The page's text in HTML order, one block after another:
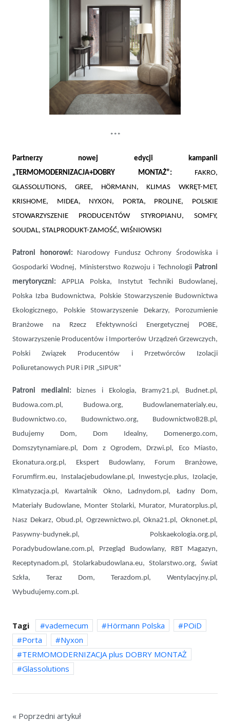
***
Partnerzy nowej edycji kampanii
„TERMOMODERNIZACJA+DOBRY MONTAŻ”:
FAKRO,
GLASSOLUTIONS, GREE, HÖRMANN, KLIMAS WKRĘT-MET,
KRISHOME, MIDEA, NYXON,
PORTA, PROLINE, POLSKIE
STOWARZYSZENIE PRODUCENTÓW STYROPIANU, SOMFY,
SOUDAL, STALPRODUKT-ZAMOŚĆ, WIŚNIOWSKI
Patroni honorowi: Narodowy Fundusz Ochrony Środowiska i
Gospodarki Wodnej, Ministerstwo Rozwoju i Technologii Patroni
merytoryczni: APPLIA Polska, Instytut Techniki Budowlanej,
Polska Izba Budownictwa, Polskie Stowarzyszenie Budownictwa
Ekologicznego, Polskie Stowarzyszenie Dekarzy, Porozumienie
Branżowe na Rzecz Efektywności Energetycznej POBE,
Stowarzyszenie Producentów i Importerów Urządzeń Grzewczych,
Polski Związek Producentów i Przetwórców Izolacji
Poliuretanowych PUR i PIR „SIPUR”
Patroni medialni: biznes i Ekologia, Bramy21.pl, Budnet.pl,
Budowa.com.pl, Budowa.org, Budowlanematerialy.eu,
Budownictwo.co, Budownictwo.org, BudownictwoB2B.pl,
Budujemy Dom, Dom Idealny, Domenergo.com,
Domszytynamiare.pl, Dom z Ogrodem, Drzwi.pl, Eco Miasto,
Ekonatura.org.pl, Ekspert Budowlany, Forum Branżowe,
Forumfirm.eu, Instalacjebudowlane.pl, Inwestycje.plus, Izolacje,
Klmatyzacja.pl, Kwartalnik Okno, Ladnydom.pl, Ładny Dom,
Materiały Budowlane, Monter Stolarki, Murator, Muratorplus.pl,
Nasz Dekarz, Obud.pl, Ogrzewnictwo.pl, Okna21.pl, Oknonet.pl,
Pasywny-budynek.pl, Polskaekologia.org.pl,
Poradybudowlane.com.pl, Przegląd Budowlany, RBT Magazyn,
Receptynadom.pl, Stolarkabudowlana.eu, Stolarstwo.org, Świat
Szkła, Teraz Dom, Terazdom.pl, Wentylacyjny.pl,
Wybudujemy.com.pl.
Tagi vademecum Hörmann Polska
POiD
Porta
Nyxon
TERMOMODERNIZACJA plus DOBRY MONTAŻ
Glassolutions
« Poprzedni artykuł